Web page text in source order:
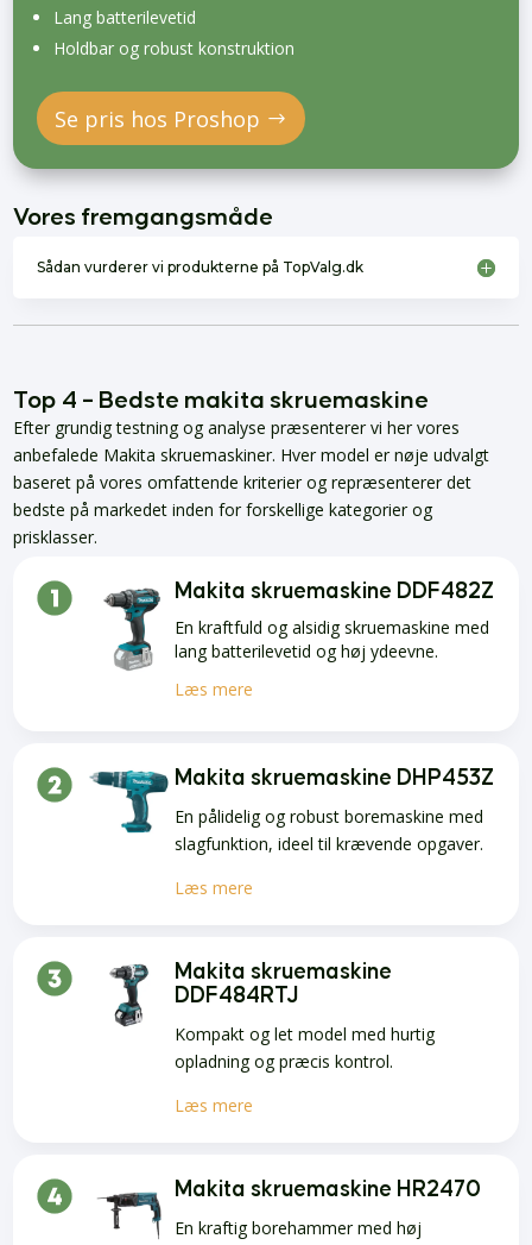
Lang batterilevetid
Holdbar og robust konstruktion
Se pris hos Proshop
Vores fremgangsmåde
Sådan vurderer vi produkterne på TopValg.dk
Top 4 – Bedste makita skruemaskine
Efter grundig testning og analyse præsenterer vi her vores
anbefalede Makita skruemaskiner. Hver model er nøje udvalgt
baseret på vores omfattende kriterier og repræsenterer det
bedste på markedet inden for forskellige kategorier og
prisklasser.
Makita skruemaskine DDF482Z
En kraftfuld og alsidig skruemaskine med
lang batterilevetid og høj ydeevne.
Læs mere
Makita skruemaskine DHP453Z
En pålidelig og robust boremaskine med
slagfunktion, ideel til krævende opgaver.
Læs mere
Makita skruemaskine
DDF484RTJ
Kompakt og let model med hurtig
opladning og præcis kontrol.
Læs mere
Makita skruemaskine HR2470
En kraftig borehammer med høj